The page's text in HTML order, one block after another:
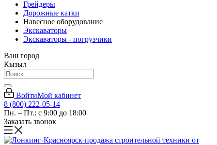
Грейдеры
Дорожные катки
Навесное оборудование
Экскаваторы
Экскаваторы - погрузчики
Ваш город
Кызыл
ВойтиМой кабинет
8 (800) 222-05-14
Пн. – Пт.: с 9:00 до 18:00
Заказать звонок